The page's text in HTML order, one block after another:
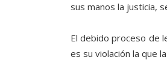
sus manos la justicia,
El debido proceso de
es su violación la que